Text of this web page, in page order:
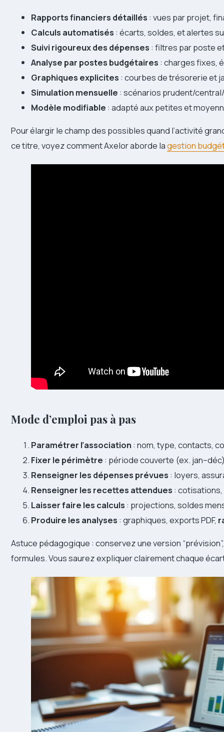
Rapports financiers détaillés : vues par projet,
Calculs automatisés : écarts, soldes, et alertes
Suivi rigoureux des dépenses : filtres par poste
Analyse par postes budgétaires : charges fixes,
Graphiques explicites : courbes de trésorerie et
Simulation mensuelle : scénarios prudent/
Modèle modifiable : adapté aux petites et
Pour élargir le champ des possibles quand l’activité
ce titre, voyez comment Axelor aborde lagestion
Mode d’emploi pas à pas
Paramétrer l’association : nom, type, contacts,
Fixer le périmètre : période couverte (ex.
Renseigner les dépenses prévues : loyers,
Renseigner les recettes attendues :
Laisser faire les calculs : projections, soldes
Produire les analyses : graphiques, exports PDF,
Astuce pédagogique : conservez une version
formules. Vous saurez expliquer clairement chaque